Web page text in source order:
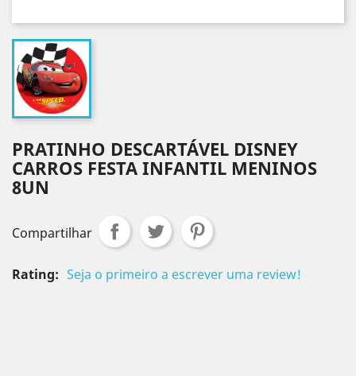
PRATINHO DESCARTÁVEL DISNEY
CARROS FESTA INFANTIL MENINOS
8UN
Compartilhar
Rating: Seja o primeiro a escrever uma review!